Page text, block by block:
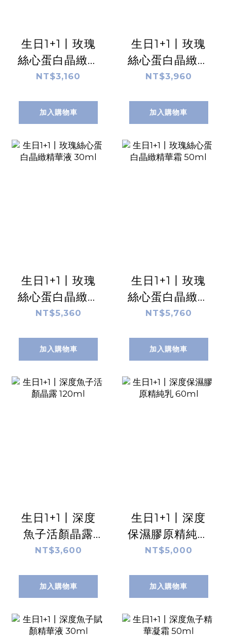
生日1+1丨玫瑰
絲心蛋白晶緻保
濕露 120ml
NT$3,160
加入購物車
生日1+1丨玫瑰
絲心蛋白晶緻精
華乳 60ml
NT$3,960
加入購物車
生日1+1丨玫瑰
絲心蛋白晶緻精
華液 30ml
NT$5,360
加入購物車
生日1+1丨玫瑰
絲心蛋白晶緻精
華霜 50ml
NT$5,760
加入購物車
生日1+1丨深度
魚子活顏晶露
120ml
NT$3,600
加入購物車
生日1+1丨深度
保濕膠原精純乳
60ml
NT$5,000
加入購物車